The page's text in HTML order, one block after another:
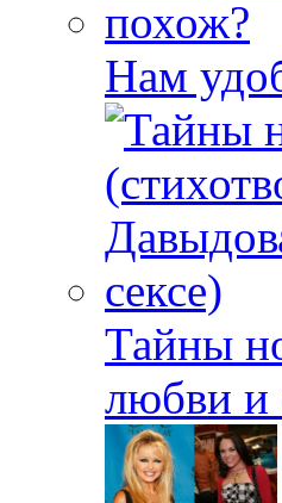
Нам
Тайны
любви и